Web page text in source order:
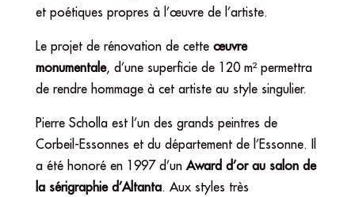
et poétiques propres à l’œuvre de l’artiste.
Le projet de rénovation de cette œuvre
monumentale, d’une superficie de 120 m² permettra
de rendre hommage à cet artiste au style singulier.
Pierre Scholla est l’un des grands peintres de
Corbeil-Essonnes et du département de l’Essonne. Il
a été honoré en 1997 d’unAward d’or au salon de
la sérigraphie d’Altanta. Aux styles très